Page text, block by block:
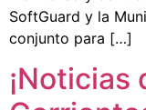
SoftGuard y la
conjunto para […]
¡Noticias